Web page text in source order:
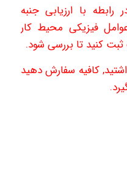
رابطه با ارزیابی جنبه
فیزیکی محیط کار
کنید تا بررسی شود.
کافیه سفارش دهید